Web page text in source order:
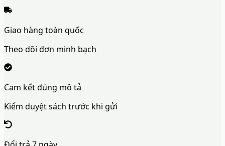
Giao hàng toàn quốc
Theo dõi đơn minh bạch
Cam kết đúng mô tả
Kiểm duyệt sách trước khi gửi